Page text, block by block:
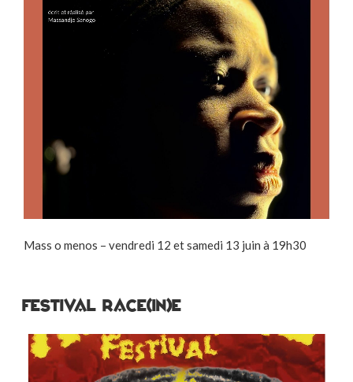
Mass o menos – vendredi 12 et samedi 13 juin à 19h30
Festival Race(in)e